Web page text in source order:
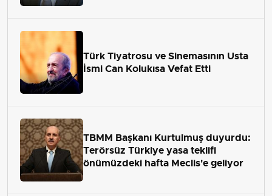
Türk Tiyatrosu ve Sinemasının Usta
İsmi Can Kolukısa Vefat Etti
TBMM Başkanı Kurtulmuş duyurdu:
Terörsüz Türkiye yasa teklifi
önümüzdeki hafta Meclis'e geliyor